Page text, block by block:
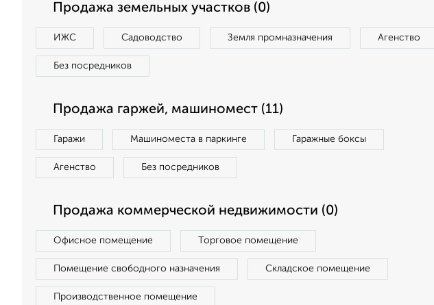
Продажа земельных участков (0)
ИЖС Садоводство Земля промназначения Агенство
Без посредников
Продажа гаржей, машиномест (11)
Гаражи Машиноместа в паркинге Гаражные боксы
Агенство Без посредников
Продажа коммерческой недвижимости (0)
Офисное помещение Торговое помещение
Помещение свободного назначения Складское помещение
Производственное помещение